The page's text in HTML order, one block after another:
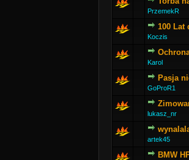
PrzemekR
100 Lat
Koczis
Karol
Pasja
GoProR1
lukasz_nr
artek45
BMW